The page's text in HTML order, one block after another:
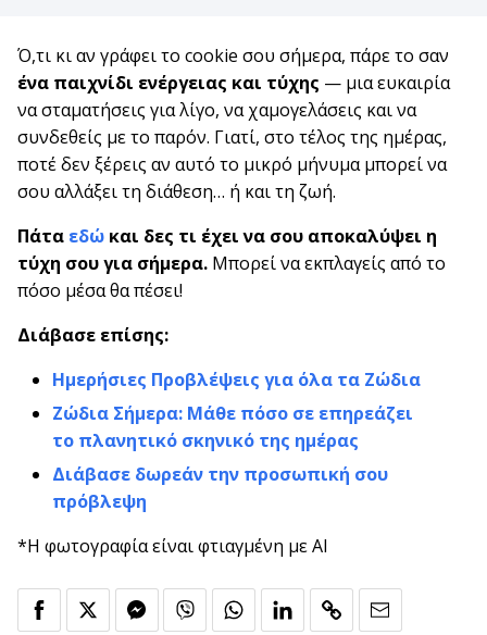
Ό,τι κι αν γράφει το cookie σου σήμερα, πάρε το σαν
ένα παιχνίδι ενέργειας και τύχης — μια ευκαιρία
να σταματήσεις για λίγο, να χαμογελάσεις και να
συνδεθείς με το παρόν. Γιατί, στο τέλος της ημέρας,
ποτέ δεν ξέρεις αν αυτό το μικρό μήνυμα μπορεί να
σου αλλάξει τη διάθεση… ή και τη ζωή.
Πάτα εδώ και δες τι έχει να σου αποκαλύψει η
τύχη σου για σήμερα. Μπορεί να εκπλαγείς από το
πόσο μέσα θα πέσει!
Διάβασε επίσης:
Ημερήσιες Προβλέψεις για όλα τα Ζώδια
Ζώδια Σήμερα: Μάθε πόσο σε επηρεάζει
το πλανητικό σκηνικό της ημέρας
Διάβασε δωρεάν την προσωπική σου
πρόβλεψη
*Η φωτογραφία είναι φτιαγμένη με AI